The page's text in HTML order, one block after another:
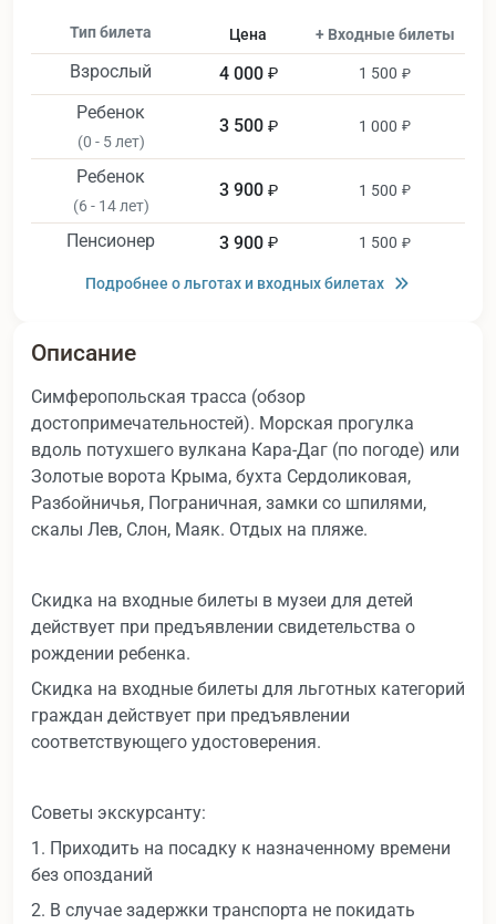
Тип билета Цена + Входные билеты
Взрослый 4 000 ₽ 1 500 ₽
Ребенок
(0 - 5 лет)
3 500 ₽ 1 000 ₽
Ребенок
(6 - 14 лет)
3 900 ₽ 1 500 ₽
Пенсионер 3 900 ₽ 1 500 ₽
Подробнее о льготах и входных билетах
Описание
Симферопольская трасса (обзор
достопримечательностей). Морская прогулка
вдоль потухшего вулкана Кара-Даг (по погоде) или
Золотые ворота Крыма, бухта Сердоликовая,
Разбойничья, Пограничная, замки со шпилями,
скалы Лев, Слон, Маяк. Отдых на пляже.
Скидка на входные билеты в музеи для детей
действует при предъявлении свидетельства о
рождении ребенка.
Скидка на входные билеты для льготных категорий
граждан действует при предъявлении
соответствующего удостоверения.
Советы экскурсанту:
1. Приходить на посадку к назначенному времени
без опозданий
2. В случае задержки транспорта не покидать